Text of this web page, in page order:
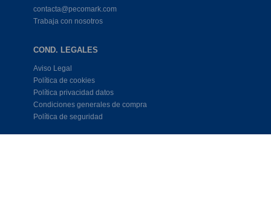
contacta@pecomark.com
Trabaja con nosotros
COND. LEGALES
Aviso Legal
Política de cookies
Política privacidad datos
Condiciones generales de compra
Política de seguridad